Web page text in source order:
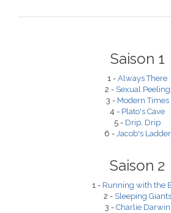
Saison 1
1 - Always There
2 - Sexual Peeling
3 - Modern Times
4 - Plato's Cave
5 - Drip, Drip
6 - Jacob's Ladder
Saison 2
1 - Running with the
2 - Sleeping Giants
3 - Charlie Darwin